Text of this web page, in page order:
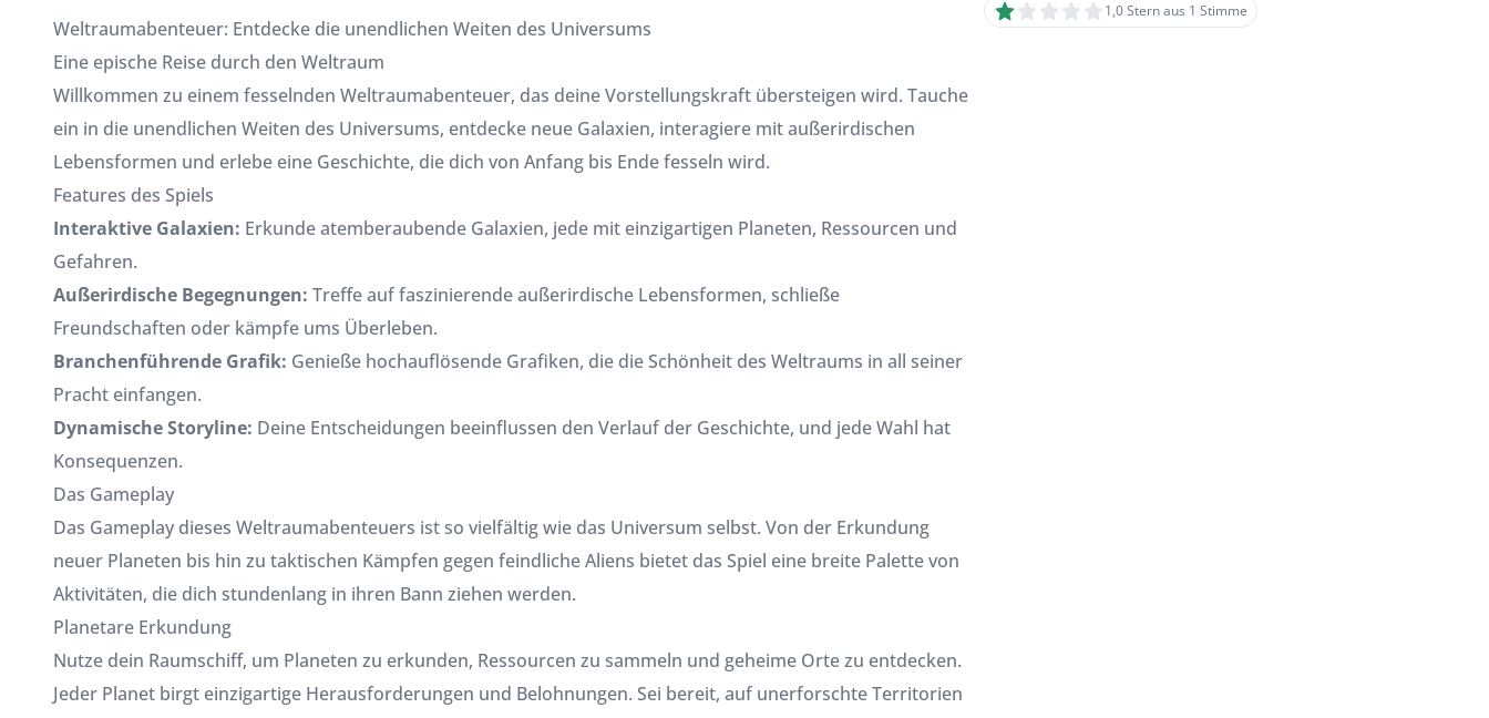
Weltraumabenteuer: Entdecke die unendlichen Weiten des Universums
Eine epische Reise durch den Weltraum
Willkommen zu einem fesselnden Weltraumabenteuer, das deine Vorstellungskraft übersteigen wird. Tauche
ein in die unendlichen Weiten des Universums, entdecke neue Galaxien, interagiere mit außerirdischen
Lebensformen und erlebe eine Geschichte, die dich von Anfang bis Ende fesseln wird.
Features des Spiels
Interaktive Galaxien: Erkunde atemberaubende Galaxien, jede mit einzigartigen Planeten, Ressourcen und
Gefahren.
Außerirdische Begegnungen: Treffe auf faszinierende außerirdische Lebensformen, schließe
Freundschaften oder kämpfe ums Überleben.
Branchenführende Grafik: Genieße hochauflösende Grafiken, die die Schönheit des Weltraums in all seiner
Pracht einfangen.
Dynamische Storyline: Deine Entscheidungen beeinflussen den Verlauf der Geschichte, und jede Wahl hat
Konsequenzen.
Das Gameplay
Das Gameplay dieses Weltraumabenteuers ist so vielfältig wie das Universum selbst. Von der Erkundung
neuer Planeten bis hin zu taktischen Kämpfen gegen feindliche Aliens bietet das Spiel eine breite Palette von
Aktivitäten, die dich stundenlang in ihren Bann ziehen werden.
Planetare Erkundung
Nutze dein Raumschiff, um Planeten zu erkunden, Ressourcen zu sammeln und geheime Orte zu entdecken.
Jeder Planet birgt einzigartige Herausforderungen und Belohnungen. Sei bereit, auf unerforschte Territorien
1,0 Stern aus 1 Stimme